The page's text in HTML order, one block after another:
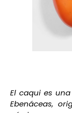
El caqui es
Ebenáceas,